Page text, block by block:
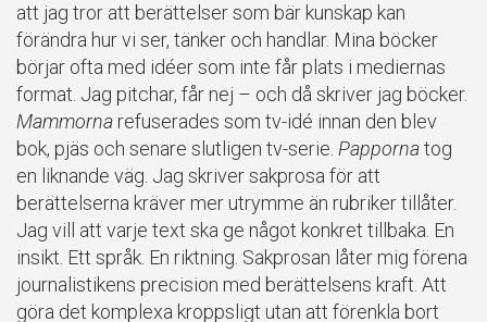
att jag tror att berättelser som bär kunskap kan
förändra hur vi ser, tänker och handlar. Mina böcker
börjar ofta med idéer som inte får plats i mediernas
format. Jag pitchar, får nej – och då skriver jag böcker.
Mammorna refuserades som tv-idé innan den blev
bok, pjäs och senare slutligen tv-serie. Pappornatog
en liknande väg. Jag skriver sakprosa för att
berättelserna kräver mer utrymme än rubriker tillåter.
Jag vill att varje text ska ge något konkret tillbaka. En
insikt. Ett språk. En riktning. Sakprosan låter mig förena
journalistikens precision med berättelsens kraft. Att
göra det komplexa kroppsligt utan att förenkla bort